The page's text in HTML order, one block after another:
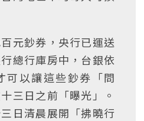
元鈔券，央行已運送
總行庫房中，台銀依
可以讓這些鈔券「問
三日之前「曝光」。
日清晨展開「拂曉行